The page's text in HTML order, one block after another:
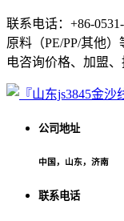
联系电话：+86-
原料（PE/PP/其他
电咨询价格、加盟、
公司地址
中国，山东，济南
联系电话